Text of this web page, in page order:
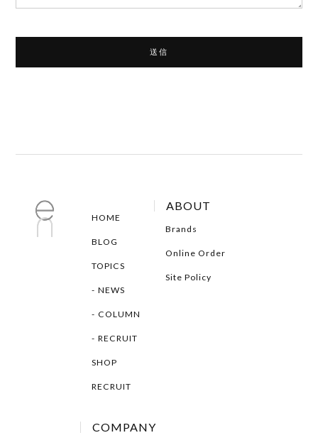
HOME
BLOG
TOPICS
NEWS
COLUMN
RECRUIT
SHOP
RECRUIT
ABOUT
Brands
Online Order
Site Policy
COMPANY